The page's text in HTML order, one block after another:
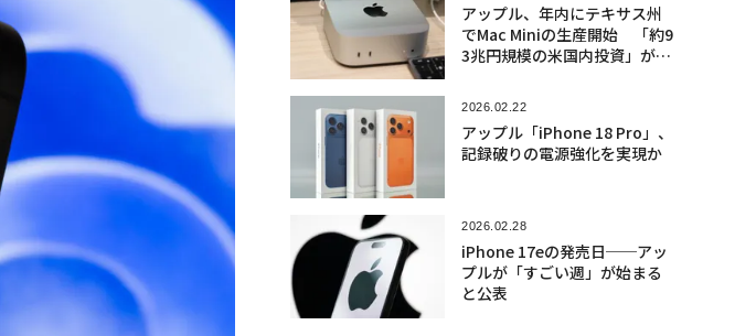
アップル、年内にテキサス州
でMac Miniの生産開始 「約9
3兆円規模の米国内投資」が始
2026.02.22
アップル「iPhone 18 Pro」、
記録破りの電源強化を実現か
2026.02.28
iPhone 17eの発売日──アッ
プルが「すごい週」が始まる
と公表